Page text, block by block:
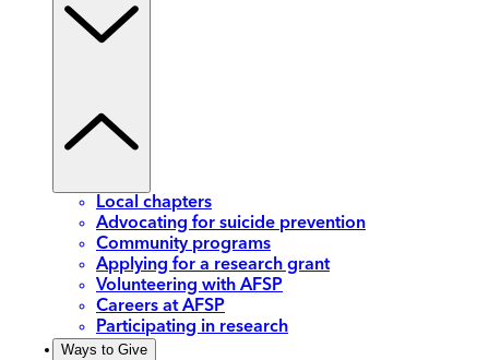
Local chapters
Advocating for suicide prevention
Community programs
Applying for a research grant
Volunteering with AFSP
Careers at AFSP
Participating in research
Ways to Give